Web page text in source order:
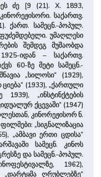
ძე [9 (21). X. 1893,
საქართვ.
ქართ. სამეცნ.-პოპულ.
უმაღლესი
შემდეგ მუშაობდა
1925-იდან – საქართვ.
60-ზე მეტი სამეცნ.-
„სილოსი“ (1929),
ციება“ (1933), „ქართული
„ინსტინქტების
ქცევაში“ (1947)
კინორეჟისორ ნ.
„სიგნალიზაცია
„ამბავი ერთი ცდისა“
სამეცნ. კინოს
და სამეცნ.-პოპულ.
1962),
„დარტყმა ღრუბლებზე“